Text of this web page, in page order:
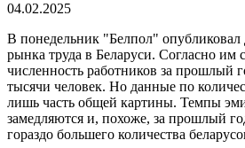
04.02.2025
В понедельник "Белпол"
рынка труда в Беларуси. Согласно им
численность работников за прошлый
тысячи человек. Но данные по
лишь часть общей картины. Темпы
замедляются и, похоже, за прошлый
гораздо большего количества